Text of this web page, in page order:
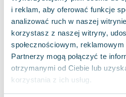
i reklam, aby oferować funkcje
analizować ruch w naszej
korzystasz z naszej witryny,
społecznościowym,
Partnerzy mogą połączyć te
otrzymanymi od Ciebie lub
korzystania z ich usług.
Arjuna z Tiną,
obiegła Bollywood,
0.0
Miękka
Pakujemy
Używana
6.67zł widoczne ślady używania
9.22złtaniej o2.55 zł
Wyspa pokus